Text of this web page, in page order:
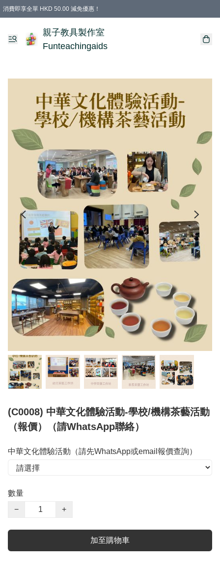
消費即享全單 HKD 50.00 減免優惠！
購物滿 HKD 699.00即享免運費優惠！（適用於 特定的送貨方式 )
凡購物滿HKD 699.00，即享免費禮品
親子教具製作室
Funteachingaids
(C0008) 中華文化體驗活動-學校/機構茶藝活動
（報價）（請WhatsApp聯絡）
中華文化體驗活動（請先WhatsApp或email報價查詢）
數量
−
+
加至購物車